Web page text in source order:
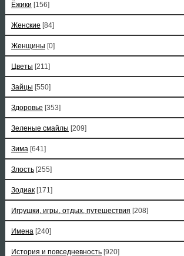
Ёжики [156]
Женские [84]
Женщины [0]
Цветы [211]
Зайцы [550]
Здоровье [353]
Зеленые смайлы [209]
Зима [641]
Злость [255]
Зодиак [171]
Игрушки, игры, отдых, путешествия [208]
Имена [240]
История и повседневность [920]